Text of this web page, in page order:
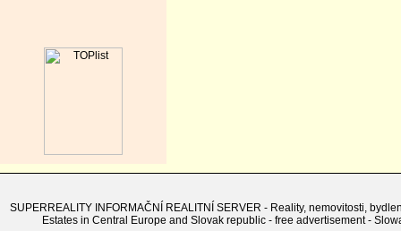
SUPERREALITY INFORMAČNÍ REALITNÍ SERVER - Reality, nemovitosti,
Estates in Central Europe and Slovak republic - free advertisement -